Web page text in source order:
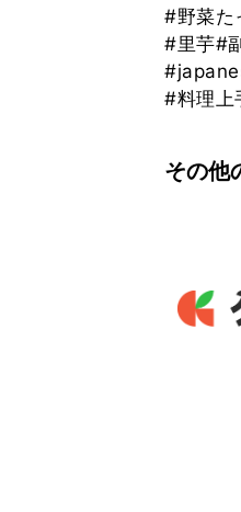
#野菜た
#里芋#
#料理上
その他